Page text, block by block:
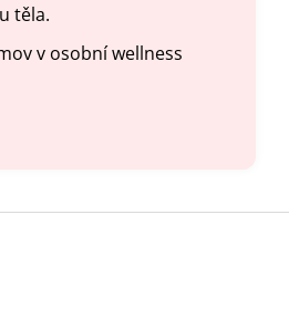
těla.
v osobní wellness